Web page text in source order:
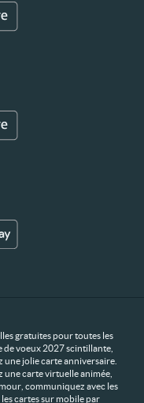
gratuites pour toutes les
de voeux 2027 scintillante,
jolie carte anniversaire.
une carte virtuelle animée,
communiquez avec les
cartes sur mobile par